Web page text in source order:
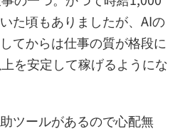
た頃もありましたが、AIの
てからは仕事の質が格段に
を安定して稼げるようにな
ツールがあるので心配無